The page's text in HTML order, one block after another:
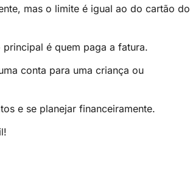
mas o limite é igual ao do cartão do
é quem paga a fatura.
conta para uma criança ou
e se planejar financeiramente.